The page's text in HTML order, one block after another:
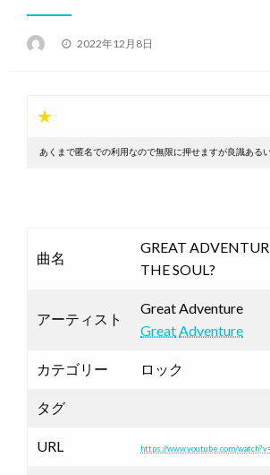
投
2022年12月8日
★
あくまで匿名での利用なので無限に押せますが良識ある
曲名
GREAT
THE SOUL?
アーティスト
Great Adventure
GreatAdventure
カテゴリー ロック
タグ
URL https://www.youtube.com/